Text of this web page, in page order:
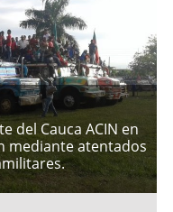
del Cauca ACIN en
mediante atentados